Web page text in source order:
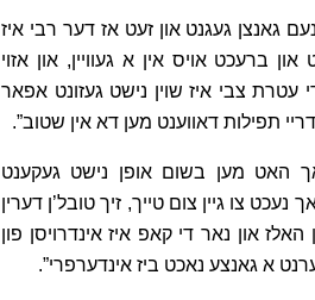
גאנצן געגנט און זעט אז דער רבי איז
ברעכט אויס אין א געוויין, און אזוי
עטרת צבי איז שוין נישט געזונט אפאר
תפילות דאווענט מען דא אין שטוב”.
האט מען בשום אופן נישט געקענט
צו גיין צום טייך, זיך טובל’ן דערין
און נאר די קאפ איז אינדרויסן פון
א גאנצע נאכט ביז אינדערפרי”.